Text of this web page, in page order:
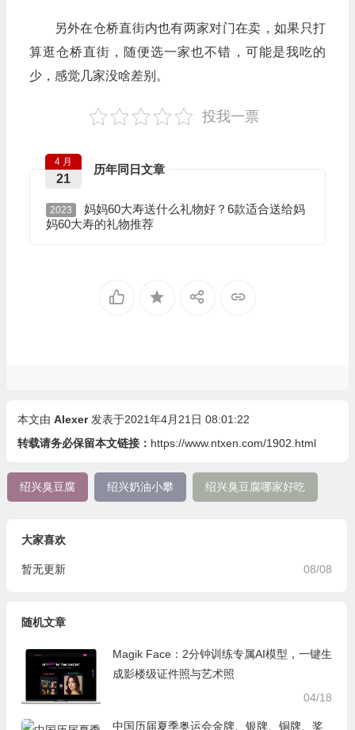
另外在仓桥直街内也有两家对门在卖，如果只打
算逛仓桥直街，随便选一家也不错，可能是我吃的
少，感觉几家没啥差别。
投我一票
历年同日文章
4 月
21
2023
妈妈60大寿送什么礼物好？6款适合送给妈
妈60大寿的礼物推荐
本文由 Alexer 发表于2021年4月21日 08:01:22
转载请务必保留本文链接： https://www.ntxen.com/1902.html
绍兴臭豆腐 绍兴奶油小攀 绍兴臭豆腐哪家好吃
大家喜欢
08/08
暂无更新
随机文章
Magik Face：2分钟训练专属AI模型，一键生
成影楼级证件照与艺术照
04/18
中国历届夏季奥运会金牌、银牌、铜牌、奖